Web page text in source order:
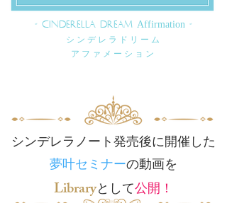
- CINDERELLA DREAM Affirmation -
シンデレラドリーム
アファメーション
シンデレラノート発売後に開催した
​夢叶セミナーの動画を
Libraryとして公開！